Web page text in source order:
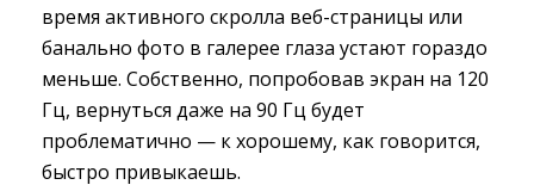
время активного скролла веб-страницы или
банально фото в галерее глаза устают гораздо
меньше. Собственно, попробовав экран на 120
Гц, вернуться даже на 90 Гц будет
проблематично — к хорошему, как говорится,
быстро привыкаешь.